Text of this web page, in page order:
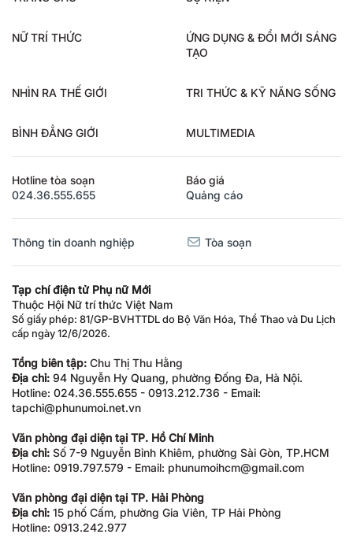
NỮ TRÍ THỨC
ỨNG DỤNG & ĐỔI MỚI SÁNG
TẠO
NHÌN RA THẾ GIỚI TRI THỨC & KỸ NĂNG SỐNG
BÌNH ĐẲNG GIỚI MULTIMEDIA
Hotline tòa soạn
024.36.555.655
Báo giá
Quảng cáo
Thông tin doanh nghiệp Tòa soạn
Tạp chí điện tử Phụ nữ Mới
Thuộc Hội Nữ trí thức Việt Nam
Số giấy phép: 81/GP-BVHTTDL do Bộ Văn Hóa, Thể Thao và Du Lịch
cấp ngày 12/6/2026.
Tổng biên tập: Chu Thị Thu Hằng
Địa chỉ: 94 Nguyễn Hy Quang, phường Đống Đa, Hà Nội.
Hotline: 024.36.555.655 - 0913.212.736 - Email:
tapchi@phunumoi.net.vn
Văn phòng đại diện tại TP. Hồ Chí Minh
Địa chỉ: Số 7-9 Nguyễn Bỉnh Khiêm, phường Sài Gòn, TP.HCM
Hotline: 0919.797.579 - Email: phunumoihcm@gmail.com
Văn phòng đại diện tại TP. Hải Phòng
Địa chỉ: 15 phố Cấm, phường Gia Viên, TP Hải Phòng
Hotline: 0913.242.977